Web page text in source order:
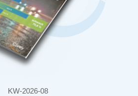
KW-2026-08